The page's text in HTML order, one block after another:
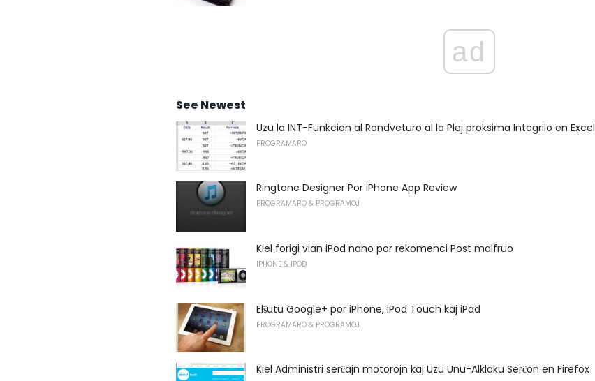
ad
See Newest
Uzu la INT-Funkcion al Rondveturo al la Plej proksima Integrilo en Excel
PROGRAMARO
Ringtone Designer Por iPhone App Review
PROGRAMARO & PROGRAMOJ
Kiel forigi vian iPod nano por rekomenci Post malfruo
IPHONE & IPOD
Elŝutu Google+ por iPhone, iPod Touch kaj iPad
PROGRAMARO & PROGRAMOJ
Kiel Administri serĉajn motorojn kaj Uzu Unu-Alklaku Serĉon en Firefox